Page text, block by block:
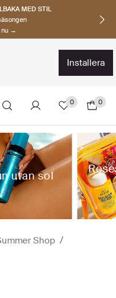
MÄRKEN
nu
→
installera
0 0
utan sol
Shop